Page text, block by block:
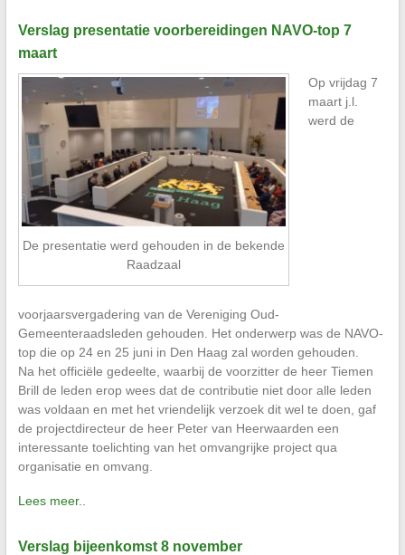
Verslag presentatie voorbereidingen NAVO-top 7
maart
De presentatie werd gehouden in de bekende
Raadzaal
Op vrijdag 7
maart j.l.
werd de
voorjaarsvergadering van de Vereniging Oud-
Gemeenteraadsleden gehouden. Het onderwerp was de NAVO-
top die op 24 en 25 juni in Den Haag zal worden gehouden.
Na het officiële gedeelte, waarbij de voorzitter de heer Tiemen
Brill de leden erop wees dat de contributie niet door alle leden
was voldaan en met het vriendelijk verzoek dit wel te doen, gaf
de projectdirecteur de heer Peter van Heerwaarden een
interessante toelichting van het omvangrijke project qua
organisatie en omvang.
Lees meer..
Verslag bijeenkomst 8 november